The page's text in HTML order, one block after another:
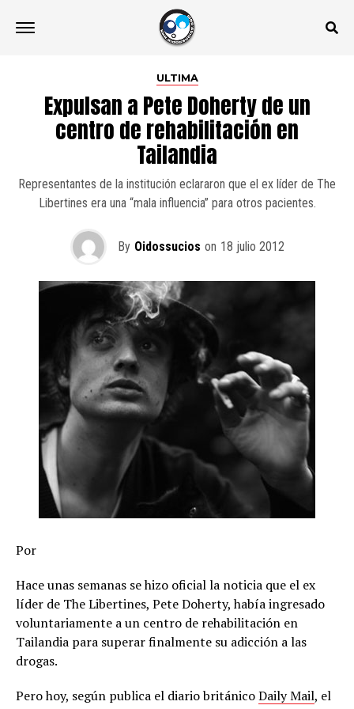
ULTIMA
Expulsan a Pete Doherty de un
centro de rehabilitación en
Tailandia
Representantes de la institución eclararon que el ex líder de The
Libertines era una “mala influencia” para otros pacientes.
By Oidossucios on 18 julio 2012
Por
Hace unas semanas se hizo oficial la noticia que el ex
líder de The Libertines, Pete Doherty, había ingresado
voluntariamente a un centro de rehabilitación en
Tailandia para superar finalmente su adicción a las
drogas.
Pero hoy, según publica el diario británicoDaily Mail, el